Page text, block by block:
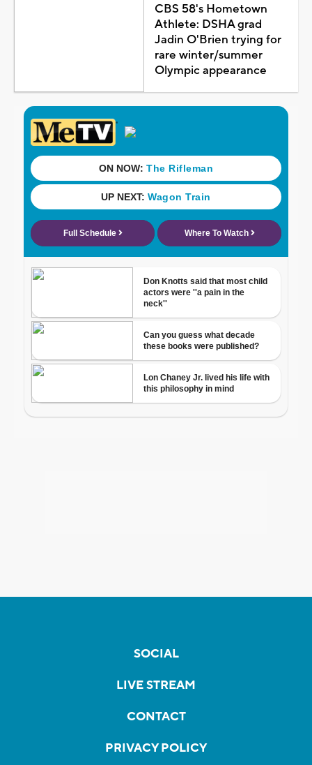
CBS 58's Hometown
Athlete: DSHA grad
Jadin O'Brien trying for
rare winter/summer
Olympic appearance
SOCIAL
LIVE STREAM
CONTACT
PRIVACY POLICY